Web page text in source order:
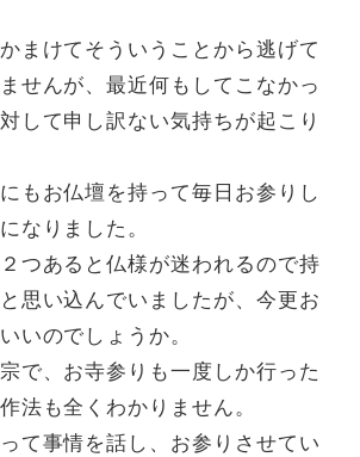
まけてそういうことから逃げて
せんが、最近何もしてこなかっ
して申し訳ない気持ちが起こり
もお仏壇を持って毎日お参りし
なりました。
つあると仏様が迷われるので持
思い込んでいましたが、今更お
いのでしょうか。
で、お寺参りも一度しか行った
法も全くわかりません。
て事情を話し、お参りさせてい